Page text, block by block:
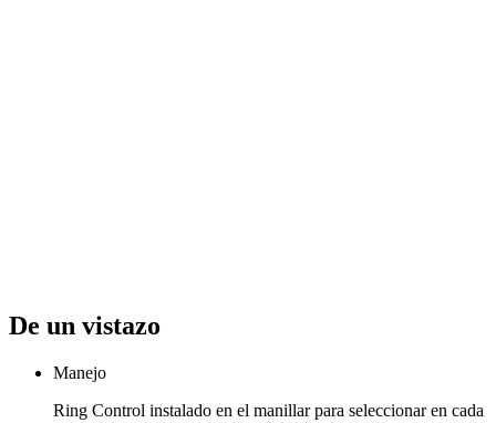
De un vistazo
Manejo
Ring Control instalado en el manillar para seleccionar en cada